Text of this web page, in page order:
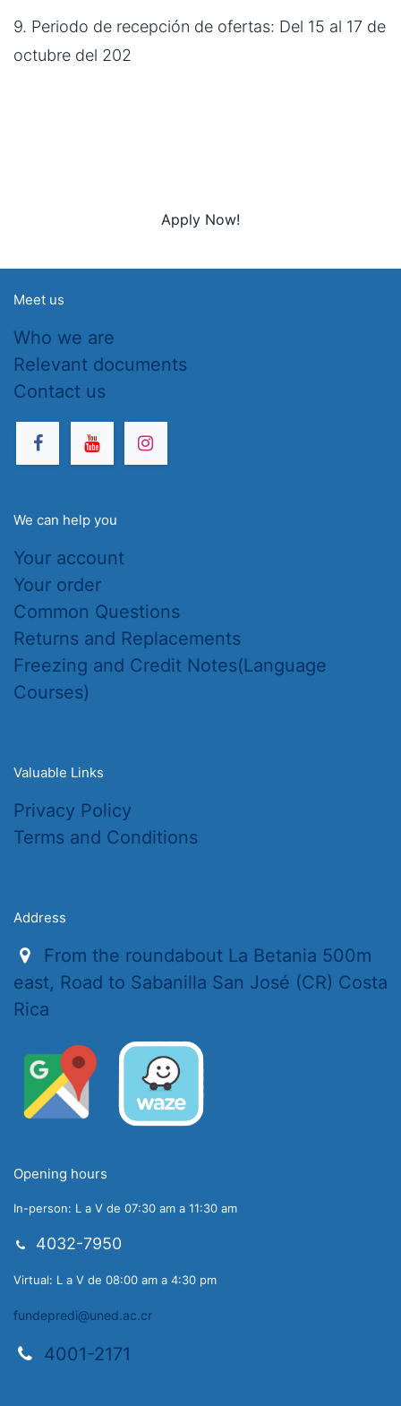
9. Periodo de recepción de ofertas: Del 15 al 17 de
octubre del 202
Apply Now!
Meet us
Who we are
Relevant documents
Contact us
We can help you
Your account
Your order
Common Questions
Returns and Replacements
Freezing and Credit Notes(Language
Courses)
Valuable Links
Privacy Policy
Terms and Conditions
Address
From the roundabout La Betania 500m
east, Road to Sabanilla San José (CR) Costa
Rica
Opening hours
In-person: L a V de 07:30 am a 11:30 am
4032-7950
Virtual: L a V de 08:00 am a 4:30 pm
fundepredi@uned.ac.cr
4001-2171